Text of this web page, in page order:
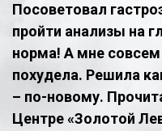
Посоветовал
пройти анализы на
норма! А мне совсем
похудела. Решила
– по-новому.
Центре «Золотой